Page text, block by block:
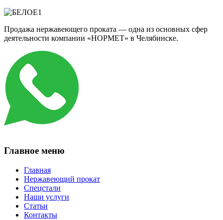
Продажа нержавеющего проката — одна из основных сфер
деятельности компании «НОРМЕТ» в Челябинске.
Главное меню
Главная
Нержавеющий прокат
Спецстали
Наши услуги
Статьи
Контакты